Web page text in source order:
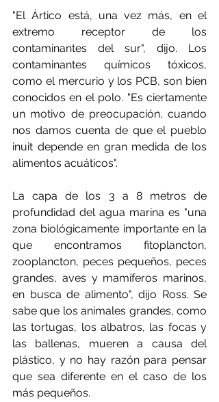
"El Ártico está, una vez más, en el
extremo receptor de los
contaminantes del sur", dijo. Los
contaminantes químicos tóxicos,
como el mercurio y los PCB, son bien
conocidos en el polo. "Es ciertamente
un motivo de preocupación, cuando
nos damos cuenta de que el pueblo
inuit depende en gran medida de los
alimentos acuáticos".
La capa de los 3 a 8 metros de
profundidad del agua marina es "una
zona biológicamente importante en la
que encontramos fitoplancton,
zooplancton, peces pequeños, peces
grandes, aves y mamíferos marinos,
en busca de alimento", dijo Ross. Se
sabe que los animales grandes, como
las tortugas, los albatros, las focas y
las ballenas, mueren a causa del
plástico, y no hay razón para pensar
que sea diferente en el caso de los
más pequeños.